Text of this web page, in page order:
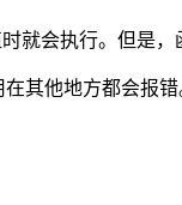
就会执行。但是，
其他地方都会报错